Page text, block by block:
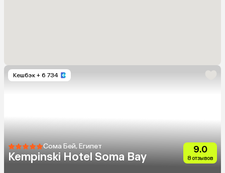
Кешбэк + 6 734
Сома Бей, Египет
Kempinski Hotel Soma Bay
9.0
8 отзывов